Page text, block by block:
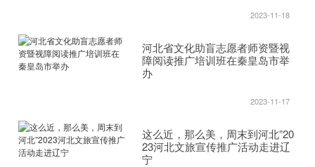
2023-11-18
河北省文化助盲志愿者师资暨视
障阅读推广培训班在秦皇岛市举
办
2023-11-17
这么近，那么美，周末到河北”20
23河北文旅宣传推广活动走进辽
宁